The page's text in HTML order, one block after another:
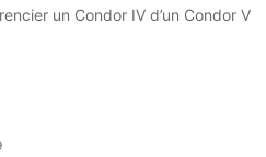
un Condor IV d’un Condor V